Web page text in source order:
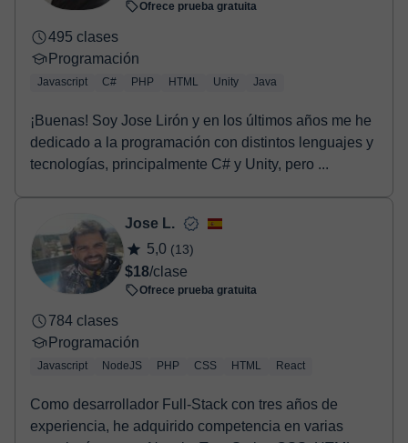
Ofrece prueba gratuita
495 clases
Programación
Javascript C# PHP HTML Unity Java
¡Buenas! Soy Jose Lirón y en los últimos años me he
dedicado a la programación con distintos lenguajes y
tecnologías, principalmente C# y Unity, pero ...
Jose L.
5,0 (13)
$18/clase
Ofrece prueba gratuita
784 clases
Programación
Javascript NodeJS PHP CSS HTML React
Como desarrollador Full-Stack con tres años de
experiencia, he adquirido competencia en varias